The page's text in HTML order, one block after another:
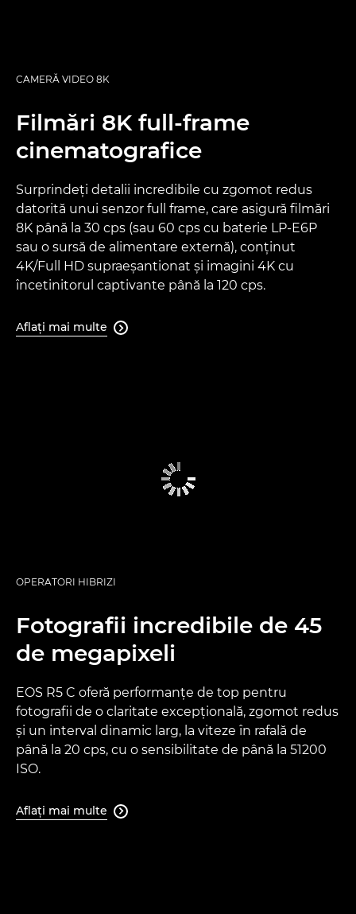
CAMERĂ VIDEO 8K
Filmări 8K full-frame
cinematografice
Surprindeţi detalii incredibile cu zgomot redus
datorită unui senzor full frame, care asigură filmări
8K până la 30 cps (sau 60 cps cu baterie LP-E6P
sau o sursă de alimentare externă), conţinut
4K/Full HD supraeşantionat şi imagini 4K cu
încetinitorul captivante până la 120 cps.
Aflaţi mai multe 
OPERATORI HIBRIZI
Fotografii incredibile de 45
de megapixeli
EOS R5 C oferă performanţe de top pentru
fotografii de o claritate excepţională, zgomot redus
şi un interval dinamic larg, la viteze în rafală de
până la 20 cps, cu o sensibilitate de până la 51200
ISO.
Aflaţi mai multe 